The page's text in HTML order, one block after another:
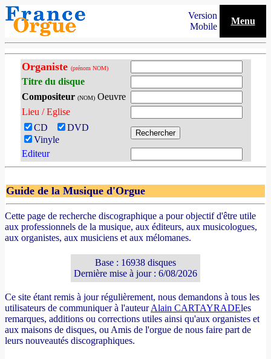
Version
Mobile
Menu
Organiste (prénom NOM)
Titre du disque
Compositeur (NOM)Oeuvre
Lieu / Eglise
CD
DVD
Vinyle
Editeur
Guide de la Musique d'Orgue
Cette page de recherche discographique a pour objectif d'être utile
aux professionnels de la musique, aux éditeurs, aux musicologues,
aux organistes, aux musiciens et aux mélomanes.
Base : 16938 disques
Dernière mise à jour : 6/08/2026
Ce site étant remis à jour régulièrement, nous demandons à tous les
utilisateurs de communiquer à l'auteurAlain CARTAYRADEles
remarques, additions ou corrections utiles ainsi qu'aux organistes et
aux maisons de disques, ou Amis de l'orgue de nous faire part de
leurs nouveautés discographiques.